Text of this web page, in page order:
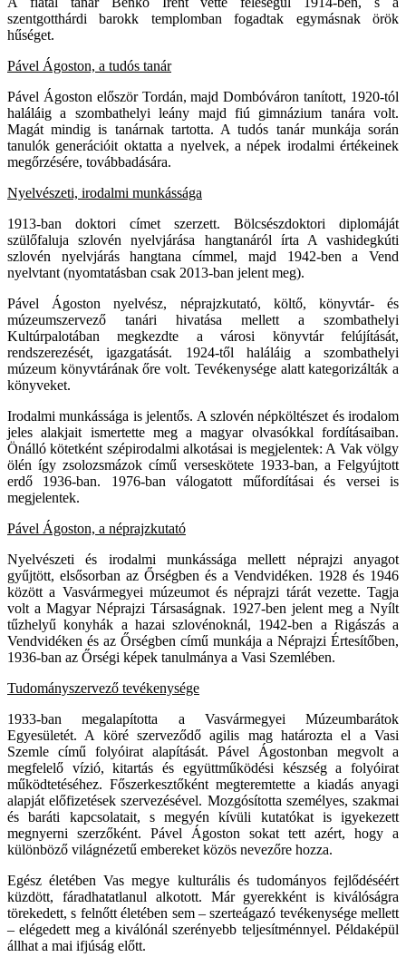
szentgotthárdi barokk templomban fogadtak egymásnak örök
hűséget.
Pável Ágoston, a tudós tanár
Pável Ágoston először Tordán, majd Dombóváron tanított, 1920-tól
haláláig a szombathelyi leány majd fiú gimnázium tanára volt.
Magát mindig is tanárnak tartotta. A tudós tanár munkája során
tanulók generációit oktatta a nyelvek, a népek irodalmi értékeinek
megőrzésére, továbbadására.
Nyelvészeti, irodalmi munkássága
1913-ban doktori címet szerzett. Bölcsészdoktori diplomáját
szülőfaluja szlovén nyelvjárása hangtanáról írta A vashidegkúti
szlovén nyelvjárás hangtana címmel, majd 1942-ben a Vend
nyelvtant (nyomtatásban csak 2013-ban jelent meg).
Pável Ágoston nyelvész, néprajzkutató, költő, könyvtár- és
múzeumszervező tanári hivatása mellett a szombathelyi
Kultúrpalotában megkezdte a városi könyvtár felújítását,
rendszerezését, igazgatását. 1924-től haláláig a szombathelyi
múzeum könyvtárának őre volt. Tevékenysége alatt kategorizálták a
könyveket.
Irodalmi munkássága is jelentős. A szlovén népköltészet és irodalom
jeles alakjait ismertette meg a magyar olvasókkal fordításaiban.
Önálló kötetként szépirodalmi alkotásai is megjelentek: A Vak völgy
ölén így zsolozsmázok című verseskötete 1933-ban, a Felgyújtott
erdő 1936-ban. 1976-ban válogatott műfordításai és versei is
megjelentek.
Pável Ágoston, a néprajzkutató
Nyelvészeti és irodalmi munkássága mellett néprajzi anyagot
gyűjtött, elsősorban az Őrségben és a Vendvidéken. 1928 és 1946
között a Vasvármegyei múzeumot és néprajzi tárát vezette. Tagja
volt a Magyar Néprajzi Társaságnak. 1927-ben jelent meg a Nyílt
tűzhelyű konyhák a hazai szlovénoknál, 1942-ben a Rigászás a
Vendvidéken és az Őrségben című munkája a Néprajzi Értesítőben,
1936-ban az Őrségi képek tanulmánya a Vasi Szemlében.
Tudományszervező tevékenysége
1933-ban megalapította a Vasvármegyei Múzeumbarátok
Egyesületét. A köré szerveződő agilis mag határozta el a Vasi
Szemle című folyóirat alapítását. Pável Ágostonban megvolt a
megfelelő vízió, kitartás és együttműködési készség a folyóirat
működtetéséhez. Főszerkesztőként megteremtette a kiadás anyagi
alapját előfizetések szervezésével. Mozgósította személyes, szakmai
és baráti kapcsolatait, s megyén kívüli kutatókat is igyekezett
megnyerni szerzőként. Pável Ágoston sokat tett azért, hogy a
különböző világnézetű embereket közös nevezőre hozza.
Egész életében Vas megye kulturális és tudományos fejlődéséért
küzdött, fáradhatatlanul alkotott. Már gyerekként is kiválóságra
törekedett, s felnőtt életében sem – szerteágazó tevékenysége mellett
– elégedett meg a kiválónál szerényebb teljesítménnyel. Példaképül
állhat a mai ifjúság előtt.